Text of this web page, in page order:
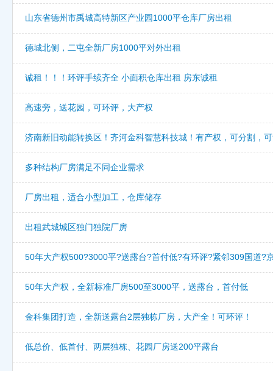
山东省德州市禹城高特新区产业园1000平仓库厂房出租
德城北侧，二屯全新厂房1000平对外出租
诚租！！！环评手续齐全 小面积仓库出租 房东诚租
高速旁，送花园，可环评，大产权
济南新旧动能转换区！齐河金科智慧科技城！有产权，可分割，
多种结构厂房满足不同企业需求
厂房出租，适合小型加工，仓库储存
出租武城城区独门独院厂房
50年大产权500?3000平?送露台?首付低?有环评?紧邻309国道?
50年大产权，全新标准厂房500至3000平，送露台，首付低
金科集团打造，全新送露台2层独栋厂房，大产全！可环评！
低总价、低首付、两层独栋、花园厂房送200平露台